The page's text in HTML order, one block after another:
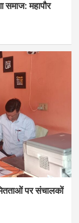
समाज: महापौर
पर संचालकों